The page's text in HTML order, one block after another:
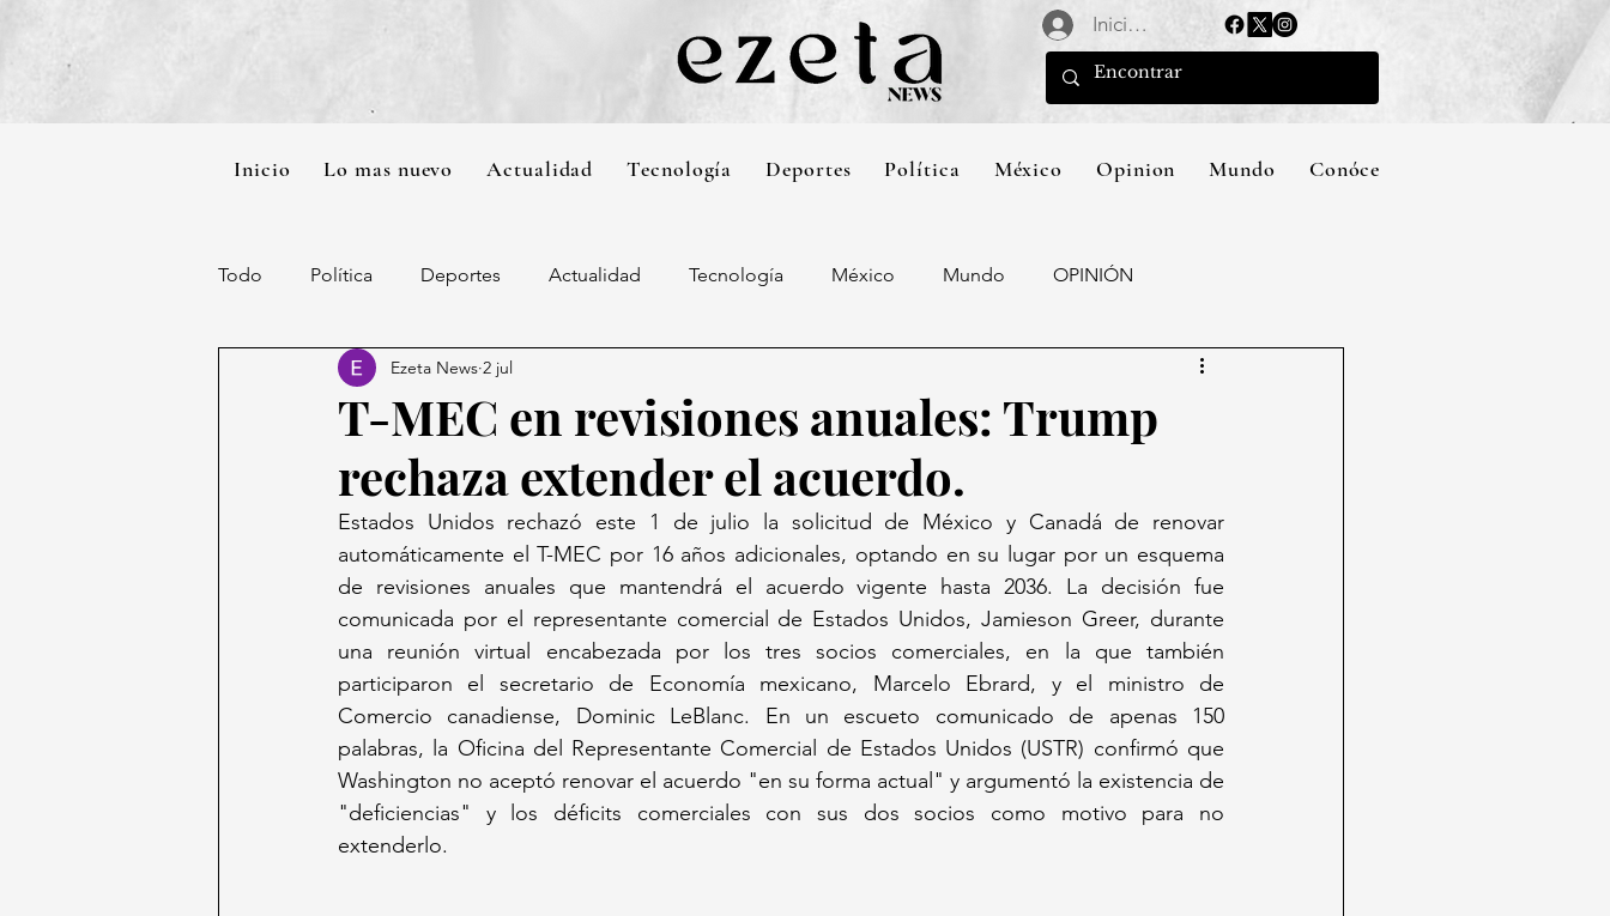
Iniciar sesión
Inicio Lo mas nuevo Actualidad Tecnología Deportes Política México Opinion Mundo Conócenos
Todo Política Deportes Actualidad Tecnología México Mundo OPINIÓN
T-MEC en revisiones anuales: Trump
rechaza extender el acuerdo.
Ezeta News 2 jul
Estados Unidos rechazó este 1 de julio la solicitud de México y Canadá de renovar
automáticamente el T-MEC por 16 años adicionales, optando en su lugar por un esquema
de revisiones anuales que mantendrá el acuerdo vigente hasta 2036. La decisión fue
comunicada por el representante comercial de Estados Unidos, Jamieson Greer, durante
una reunión virtual encabezada por los tres socios comerciales, en la que también
participaron el secretario de Economía mexicano, Marcelo Ebrard, y el ministro de
Comercio canadiense, Dominic LeBlanc. En un escueto comunicado de apenas 150
palabras, la Oficina del Representante Comercial de Estados Unidos (USTR) confirmó que
Washington no aceptó renovar el acuerdo "en su forma actual" y argumentó la existencia de
"deficiencias" y los déficits comerciales con sus dos socios como motivo para no
extenderlo.